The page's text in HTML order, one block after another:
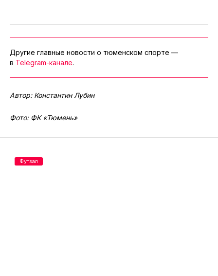
Другие главные новости о тюменском спорте —
в Telegram-канале.
Автор: Константин Лубин
Фото: ФК «Тюмень»
Футзал